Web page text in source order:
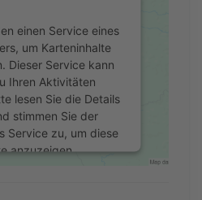
einen Service eines
um Karteninhalte
Dieser Service kann
Ihren Aktivitäten
lesen Sie die Details
stimmen Sie der
Service zu, um diese
anzuzeigen.